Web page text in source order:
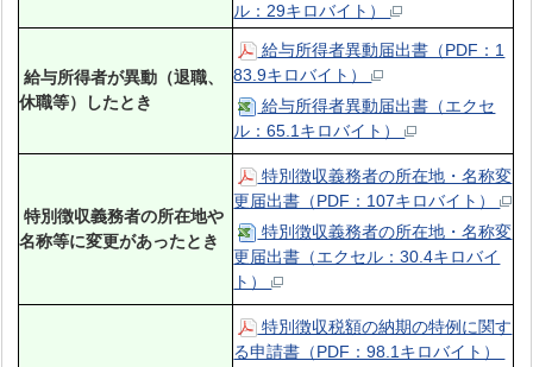
ル：29キロバイト）
給与所得者が異動（退職、
休職等）したとき
給与所得者異動届出書（PDF：1
83.9キロバイト）
給与所得者異動届出書（エクセ
ル：65.1キロバイト）
特別徴収義務者の所在地や
名称等に変更があったとき
特別徴収義務者の所在地・名称変
更届出書（PDF：107キロバイト）
特別徴収義務者の所在地・名称変
更届出書（エクセル：30.4キロバイ
ト）
特別徴収税額の納期の特例に関す
る申請書（PDF：98.1キロバイト）